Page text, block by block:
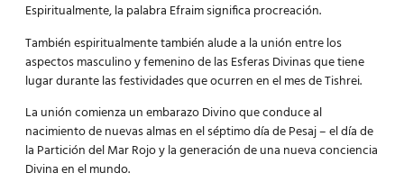
Espiritualmente, la palabra Efraim significa procreación.
También espiritualmente también alude a la unión entre los
aspectos masculino y femenino de las Esferas Divinas que tiene
lugar durante las festividades que ocurren en el mes de Tishrei.
La unión comienza un embarazo Divino que conduce al
nacimiento de nuevas almas en el séptimo día de Pesaj – el día de
la Partición del Mar Rojo y la generación de una nueva conciencia
Divina en el mundo.